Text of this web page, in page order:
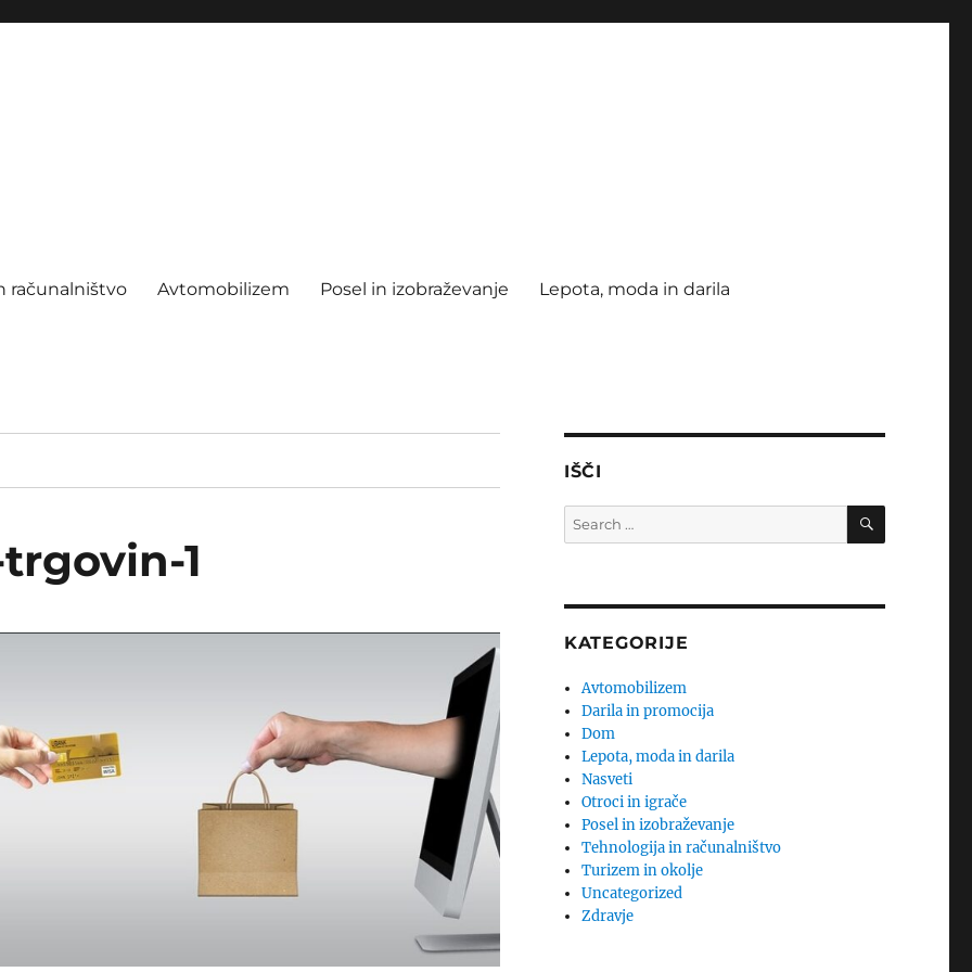
računalništvo Avtomobilizem Posel in izobraževanje Lepota, moda in darila
1
IŠČI
Search
for:
SEARCH
KATEGORIJE
Avtomobilizem
Darila in promocija
Dom
Lepota, moda in darila
Nasveti
Otroci in igrače
Posel in izobraževanje
Tehnologija in računalništvo
Turizem in okolje
Uncategorized
Zdravje